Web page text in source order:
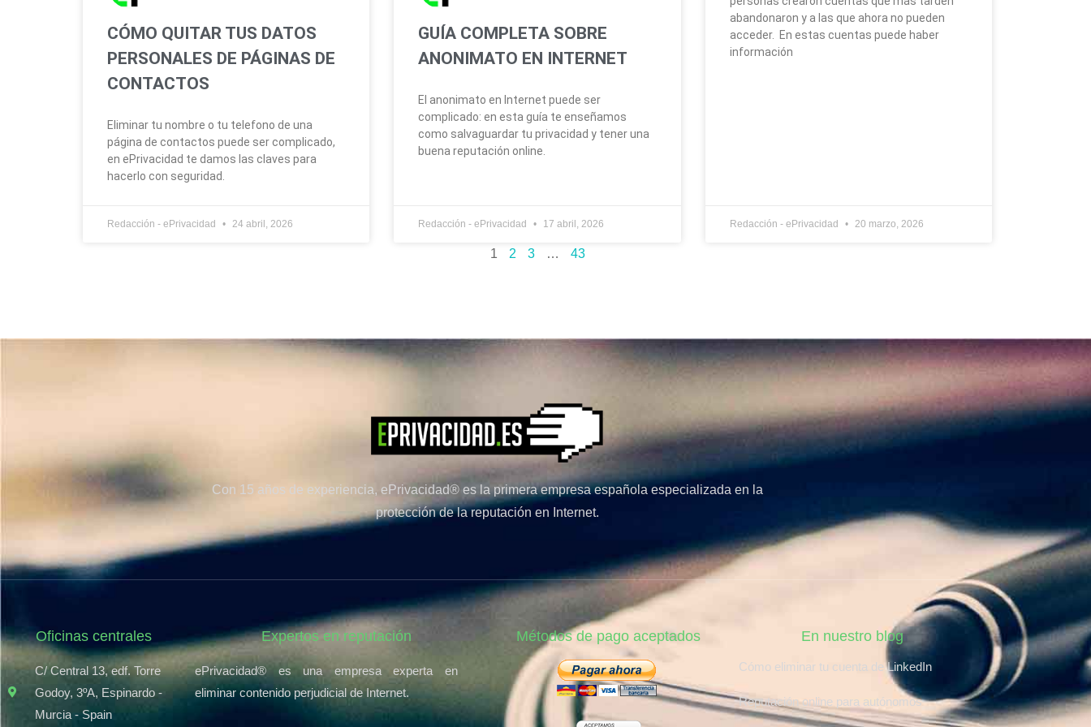
CÓMO QUITAR TUS DATOS
PERSONALES DE PÁGINAS DE
CONTACTOS
Eliminar tu nombre o tu telefono de una
página de contactos puede ser complicado,
en ePrivacidad te damos las claves para
hacerlo con seguridad.
Redacción - ePrivacidad 24 abril, 2026
GUÍA COMPLETA SOBRE
ANONIMATO EN INTERNET
El anonimato en Internet puede ser
complicado: en esta guía te enseñamos
como salvaguardar tu privacidad y tener una
buena reputación online.
Redacción - ePrivacidad 17 abril, 2026
abandonaron y a las que ahora no pueden
acceder. En estas cuentas puede haber
información
Redacción - ePrivacidad 20 marzo, 2026
1 2 3 … 43
Con 15 años de experiencia, ePrivacidad® es la primera empresa española especializada en la
protección de la reputación en Internet.
Oficinas centrales
C/ Central 13, edf. Torre
Godoy, 3ºA, Espinardo -
Murcia - Spain
Expertos en reputación
ePrivacidad® es una empresa experta en
eliminar contenido perjudicial de Internet.
Métodos de pago aceptados En nuestro blog
Cómo eliminar tu cuenta de LinkedIn
Reputación online para autónomos